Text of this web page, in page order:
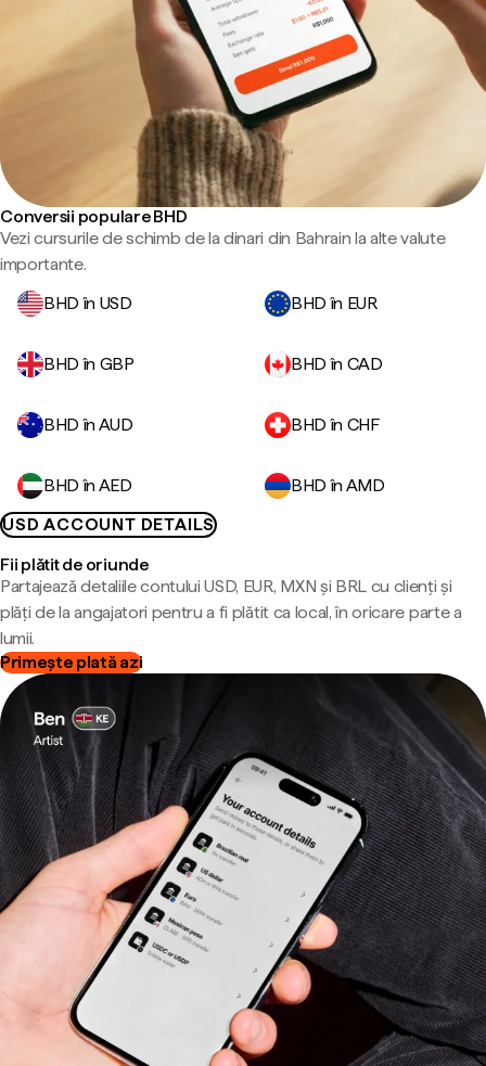
Conversii populare BHD
Vezi cursurile de schimb de la dinari din Bahrain la alte valute
importante.
BHD în USD
BHD în EUR
BHD în GBP BHD în CAD
BHD în AUD BHD în CHF
BHD în AED
BHD în AMD
USD ACCOUNT DETAILS
Fii plătit de oriunde
Partajează detaliile contului USD, EUR, MXN și BRL cu clienți și
plăți de la angajatori pentru a fi plătit ca local, în oricare parte a
lumii.
Primește plată azi